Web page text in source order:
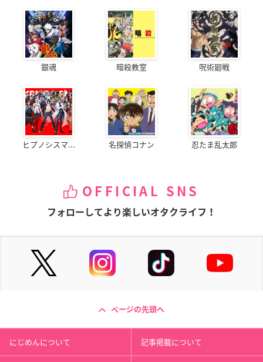
銀魂 暗殺教室 呪術廻戦
ヒプノシスマ... 名探偵コナン 忍たま乱太郎
OFFICIAL SNS
フォローしてより楽しいオタクライフ！
ページの先頭へ
にじめんについて 記事掲載について